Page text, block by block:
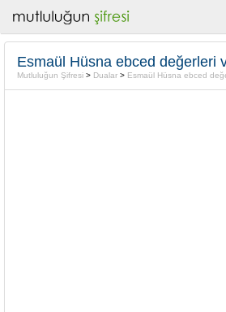
Mutluluğun Şifresi > Dualar > Esmaül Hüsna ebced